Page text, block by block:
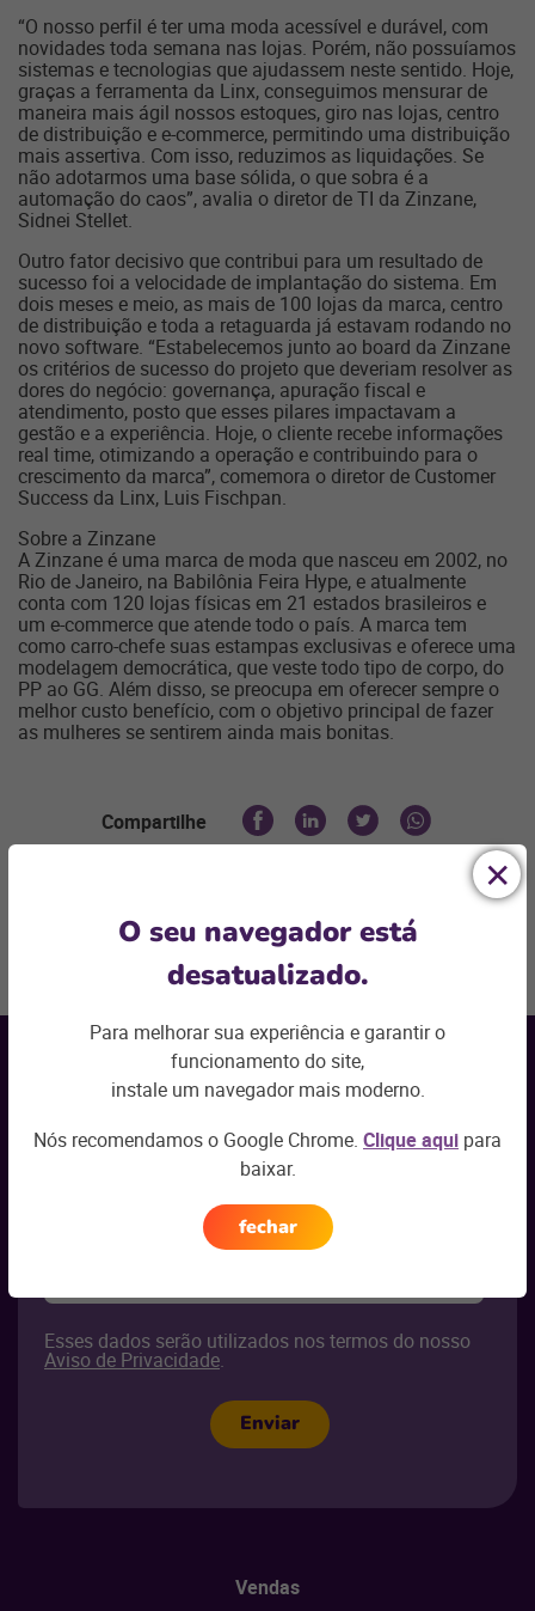
“O nosso perfil é ter uma moda acessível e durável, com
novidades toda semana nas lojas. Porém, não possuíamos
sistemas e tecnologias que ajudassem neste sentido. Hoje,
graças a ferramenta da Linx, conseguimos mensurar de
maneira mais ágil nossos estoques, giro nas lojas, centro
de distribuição e e-commerce, permitindo uma distribuição
mais assertiva. Com isso, reduzimos as liquidações. Se
não adotarmos uma base sólida, o que sobra é a
automação do caos”, avalia o diretor de TI da Zinzane,
Sidnei Stellet.
Outro fator decisivo que contribui para um resultado de
sucesso foi a velocidade de implantação do sistema. Em
dois meses e meio, as mais de 100 lojas da marca, centro
de distribuição e toda a retaguarda já estavam rodando no
novo software. “Estabelecemos junto ao board da Zinzane
os critérios de sucesso do projeto que deveriam resolver as
dores do negócio: governança, apuração fiscal e
atendimento, posto que esses pilares impactavam a
gestão e a experiência. Hoje, o cliente recebe informações
real time, otimizando a operação e contribuindo para o
crescimento da marca”, comemora o diretor de Customer
Success da Linx, Luis Fischpan.
Sobre a Zinzane
A Zinzane é uma marca de moda que nasceu em 2002, no
Rio de Janeiro, na Babilônia Feira Hype, e atualmente
conta com 120 lojas físicas em 21 estados brasileiros e
um e-commerce que atende todo o país. A marca tem
como carro-chefe suas estampas exclusivas e oferece uma
modelagem democrática, que veste todo tipo de corpo, do
PP ao GG. Além disso, se preocupa em oferecer sempre o
melhor custo benefício, com o objetivo principal de fazer
as mulheres se sentirem ainda mais bonitas.
Compartilhe
O seu navegador está
desatualizado.
Para melhorar sua experiência e garantir o
funcionamento do site,
instale um navegador mais moderno.
Nós recomendamos o Google Chrome. Clique aqui para
baixar.
fechar
Voltar ao topo
Receba nossas
novidades por e-mail
Seu nome*
Esses dados serão utilizados nos termos do nosso
Aviso de Privacidade.
Enviar
Vendas